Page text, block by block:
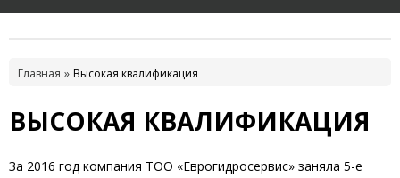
Главная Высокая квалификация
ВЫСОКАЯ КВАЛИФИКАЦИЯ
За 2016 год компания ТОО «Еврогидросервис» заняла 5-е